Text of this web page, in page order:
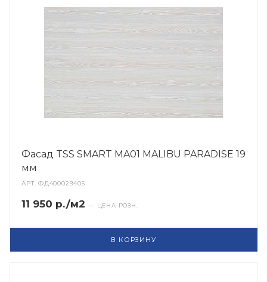
Фасад TSS SMART MA01 MALIBU PARADISE 19
мм
АРТ.ФД400029405
11 950 р./м2 — ЦЕНА РОЗН.
В КОРЗИНУ